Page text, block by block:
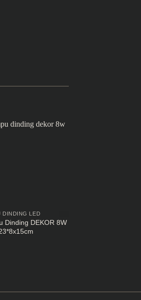
DINDING LED
Dinding DEKOR 8W